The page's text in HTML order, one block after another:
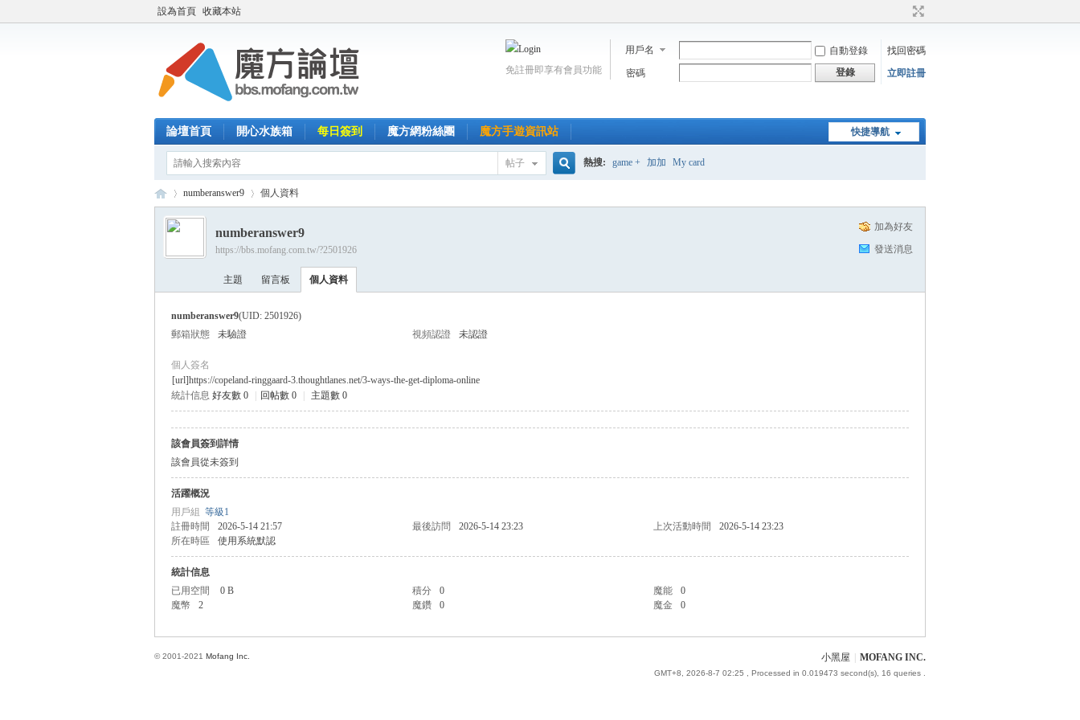
設為首頁 收藏本站
用戶名 自動登錄
找回密碼
密碼
登錄 立即註冊
免註冊即享有會員功能
快捷導航
論壇首頁 開心水族箱 每日簽到 魔方網粉絲團 魔方手遊資訊站
帖子 熱搜: game + 加加 My card
›
numberanswer9 個人資料
加為好友
發送消息
numberanswer9
https://bbs.mofang.com.tw/?2501926
主題 留言板 個人資料
numberanswer9(UID: 2501926)
郵箱狀態
未驗證 視頻認證 未認證
個人簽名
[url]https://copeland-ringgaard-3.thoughtlanes.net/3-ways-the-get-diploma-online
統計信息 好友數 0 回帖數 0 主題數 0
該會員簽到詳情
該會員從未簽到
活躍概況
用戶組 等級1
註冊時間
2026-5-14 21:57 最後訪問 2026-5-14 23:23 上次活動時間
2026-5-14 23:23
所在時區
使用系統默認
統計信息
已用空間
0 B 積分 0 魔能
0
魔幣
2 魔鑽 0 魔金 0
小黑屋 MOFANG INC.
GMT+8, 2026-8-7 02:25 , Processed in 0.019473 second(s), 16 queries .
© 2001-2021 Mofang Inc.